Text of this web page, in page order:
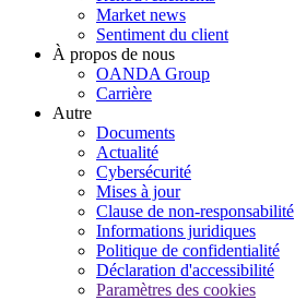
Market news
Sentiment du client
À propos de nous
OANDA Group
Carrière
Autre
Documents
Actualité
Cybersécurité
Mises à jour
Clause de non-responsabilité
Informations juridiques
Politique de confidentialité
Déclaration d'accessibilité
Paramètres des cookies